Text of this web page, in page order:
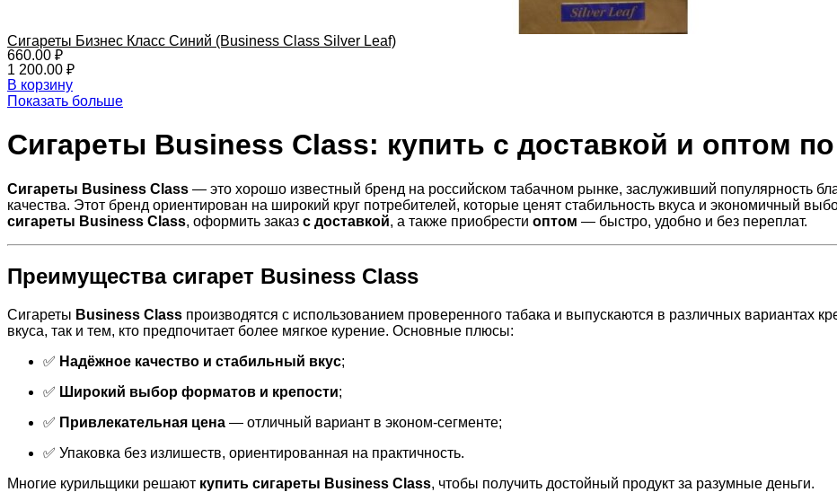
Сигареты Бизнес Класс Синий (Business Class Silver Leaf)
660.00 ₽
1 200.00 ₽
В корзину
Показать больше
Сигареты Business Class: купить с доставкой и оптом
Сигареты Business Class — это хорошо известный бренд на российском табачном рынке, заслуживший популярность
качества. Этот бренд ориентирован на широкий круг потребителей, которые ценят стабильность вкуса и экономичный
сигареты Business Class, оформить заказ с доставкой, а также приобрести оптом — быстро, удобно и без переплат.
Преимущества сигарет Business Class
Сигареты Business Class производятся с использованием проверенного табака и выпускаются в различных вариантах
вкуса, так и тем, кто предпочитает более мягкое курение. Основные плюсы:
✅ Надёжное качество и стабильный вкус;
✅ Широкий выбор форматов и крепости;
✅ Привлекательная цена — отличный вариант в эконом-сегменте;
✅ Упаковка без излишеств, ориентированная на практичность.
Многие курильщики решают купить сигареты Business Class, чтобы получить достойный продукт за разумные деньги.